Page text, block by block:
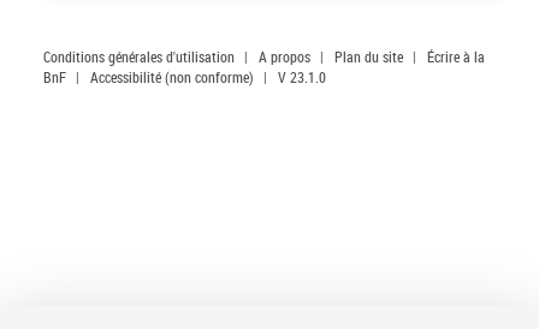
Conditions générales d'utilisation | A propos | Plan du site |
Écrire à la
BnF | Accessibilité (non conforme) | V 23.1.0